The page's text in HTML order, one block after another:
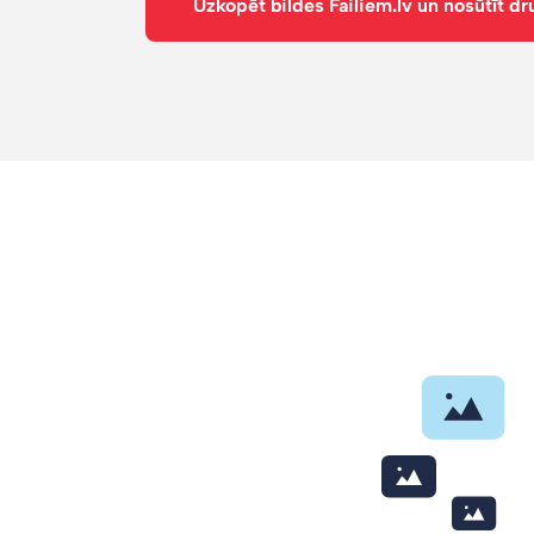
Uzkopēt bildes Failiem.lv un nosūtīt